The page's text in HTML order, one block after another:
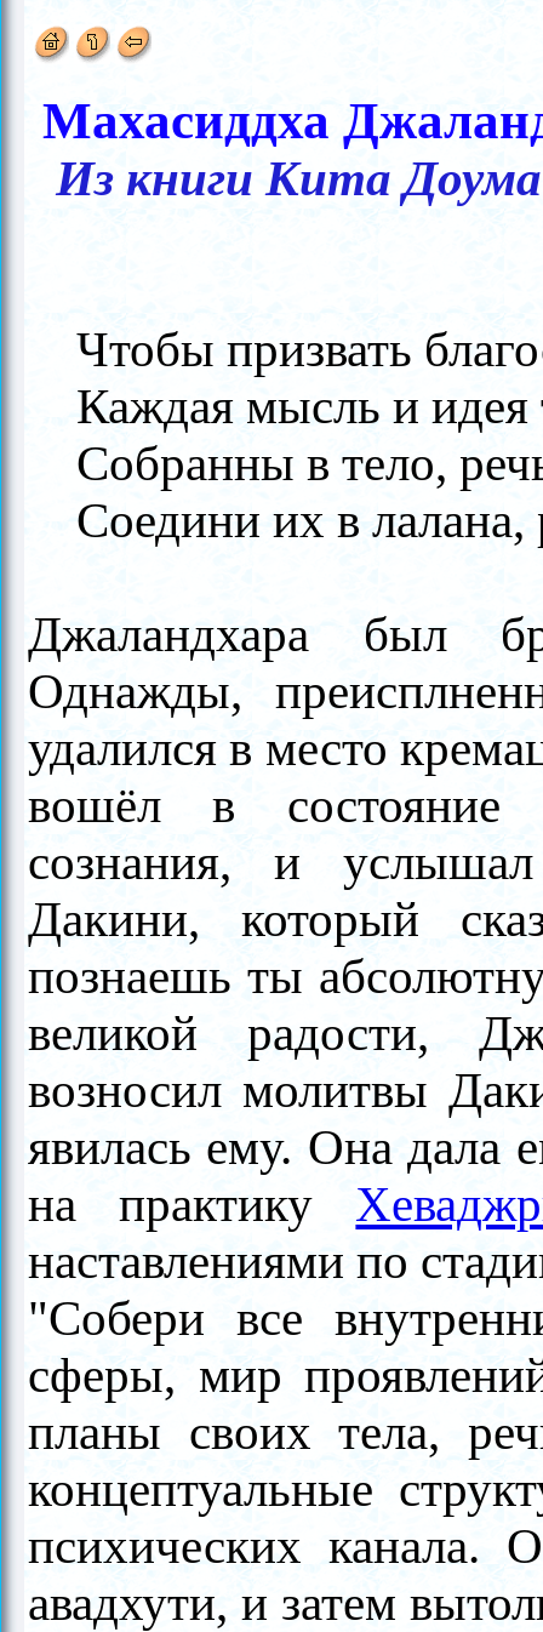
Махасиддха
Из книги Кита
Чтобы призвать
Каждая мысль и идея
Собранны в тело,
Соедини их в лалана,
Джаландхара был
Однажды,
удалился в место
вошёл в состояние
сознания, и
Дакини, который
познаешь ты
великой радости,
возносил молитвы
явилась ему. Она дала
на практику
наставлениями по
"Собери все
сферы, мир
планы своих тела,
концептуальные
психических канала.
авадхути, и затем